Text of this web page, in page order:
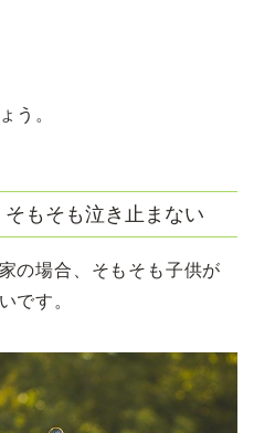
う。
そもそも泣き止まない
の場合、そもそも子供が
です。